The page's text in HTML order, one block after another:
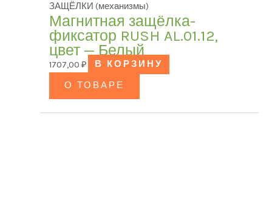
ЗАЩЁЛКИ (механизмы)
Магнитная защёлка-
фиксатор RUSH AL.01.12,
цвет — Белый
1707,00 ₽
В КОРЗИНУ
О ТОВАРЕ